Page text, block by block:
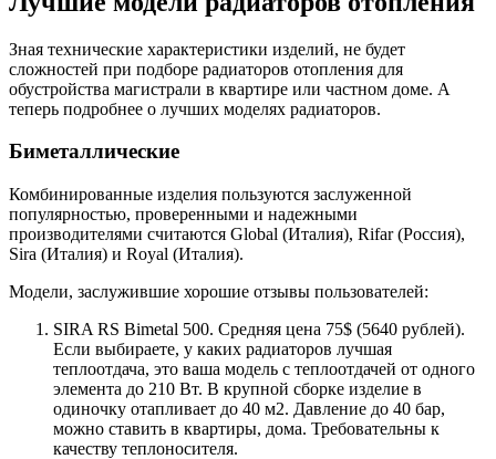
Зная технические характеристики изделий, не будет
сложностей при подборе радиаторов отопления для
обустройства магистрали в квартире или частном доме. А
теперь подробнее о лучших моделях радиаторов.
Биметаллические
Комбинированные изделия пользуются заслуженной
популярностью, проверенными и надежными
производителями считаются Global (Италия), Rifar (Россия),
Sira (Италия) и Royal (Италия).
Модели, заслужившие хорошие отзывы пользователей:
SIRA RS Bimetal 500. Средняя цена 75$ (5640 рублей).
Если выбираете, у каких радиаторов лучшая
теплоотдача, это ваша модель с теплоотдачей от одного
элемента до 210 Вт. В крупной сборке изделие в
одиночку отапливает до 40 м2. Давление до 40 бар,
можно ставить в квартиры, дома. Требовательны к
качеству теплоносителя.